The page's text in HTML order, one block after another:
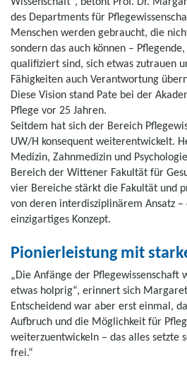
des Departments für
Menschen werden gebraucht, die
sondern das auch können –
qualifiziert sind, sich etwas zutrauen
Fähigkeiten auch Verantwortung
Diese Vision stand Pate bei der
Pflege vor 25 Jahren.
Seitdem hat sich der Bereich
UW/H konsequent weiterentwickelt.
Medizin, Zahnmedizin und
Bereich der Wittener Fakultät für
vier Bereiche stärkt die Fakultät und
von deren interdisziplinärem Ansatz
einzigartiges Konzept.
Pionierleistung mit
„Die Anfänge der Pflegewissenschaft
etwas holprig“, erinnert sich
Entscheidend war aber erst einmal,
Aufbruch und die Möglichkeit für
weiterzuentwickeln – das alles setzte
frei.“